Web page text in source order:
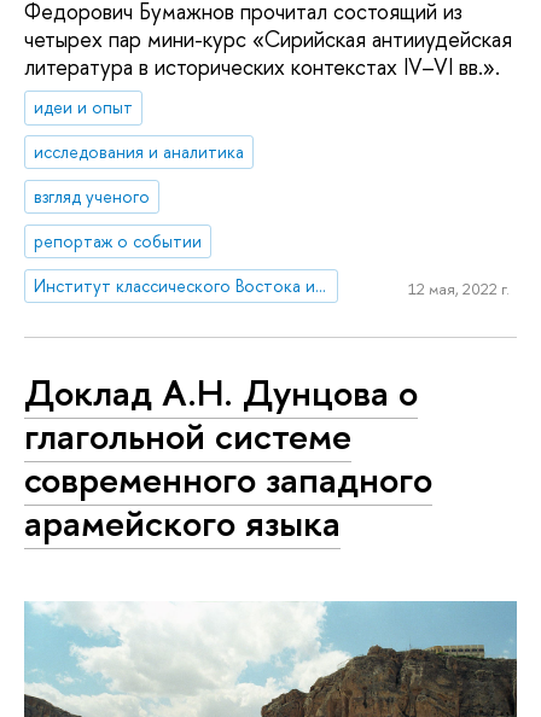
Федорович Бумажнов прочитал состоящий из
четырех пар мини-курс «Сирийская антииудейская
литература в исторических контекстах IV–VI вв.».
идеи и опыт
исследования и аналитика
взгляд ученого
репортаж о событии
Институт классического Востока и античности
12 мая, 2022 г.
Доклад А.Н. Дунцова о
глагольной системе
современного западного
арамейского языка